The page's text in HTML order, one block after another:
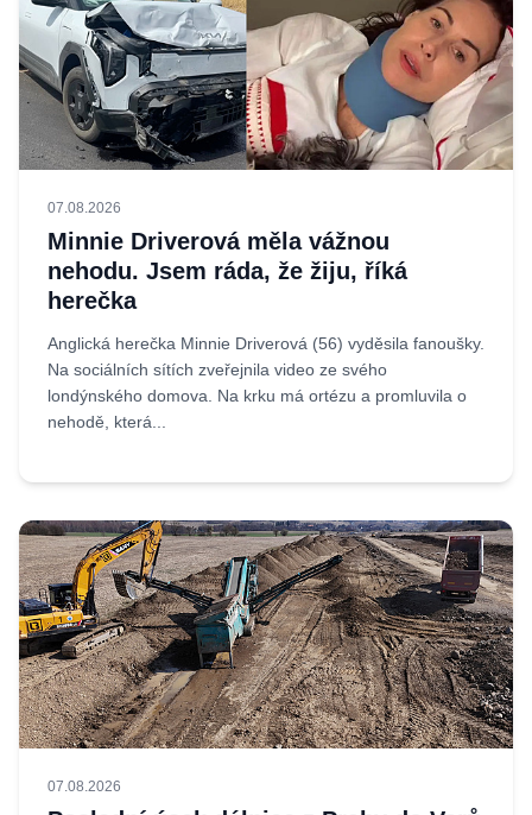
07.08.2026
Minnie Driverová měla vážnou
nehodu. Jsem ráda, že žiju, říká
herečka
Anglická herečka Minnie Driverová (56) vyděsila fanoušky.
Na sociálních sítích zveřejnila video ze svého
londýnského domova. Na krku má ortézu a promluvila o
nehodě, která...
07.08.2026